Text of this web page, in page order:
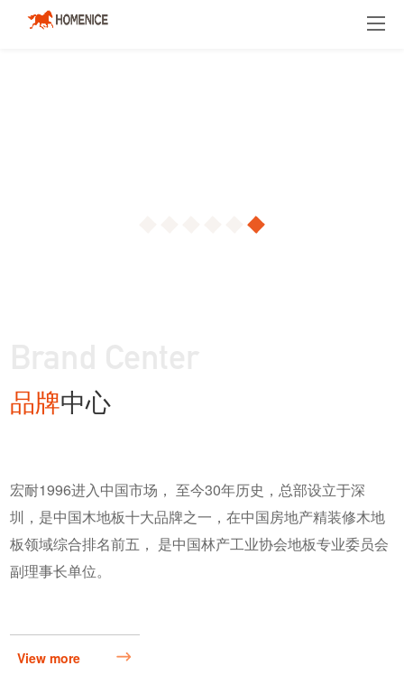
品牌中心
宏耐1996进入中国市场， 至今30年历史，总部设立于深
圳，是中国木地板十大品牌之一，在中国房地产精装修木地
板领域综合排名前五， 是中国林产工业协会地板专业委员会
副理事长单位。
View more